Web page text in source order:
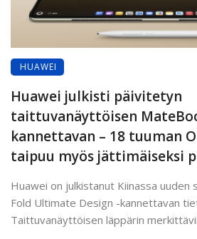
HUAWEI
Huawei julkisti päivitetyn
taittuvanäyttöisen
kannettavan – 18 tuuman
taipuu myös jättimäiseksi
Huawei on julkistanut Kiinassa uuden
Fold Ultimate Design -kannettavan
Taittuvanäyttöisen läppärin